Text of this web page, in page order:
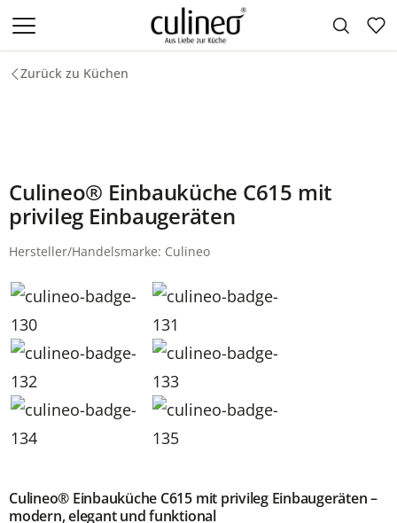
Zum Hauptinhalt springen
Zurück zu Küchen
Culineo® Einbauküche C615 mit
privileg Einbaugeräten
Hersteller/Handelsmarke: Culineo
Culineo® Einbauküche C615 mit privileg Einbaugeräten –
modern, elegant und funktional